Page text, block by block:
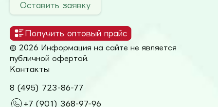
Оставить заявку
Получить оптовый прайс
© 2026 Информация на сайте не является
публичной офертой.
Контакты
8 (495) 723-86-77
+7 (901) 368-97-96